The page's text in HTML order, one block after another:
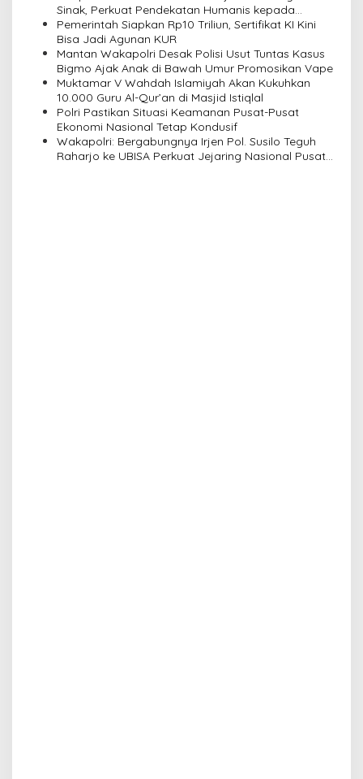
Sinak, Perkuat Pendekatan Humanis kepada
Masyarakat
Pemerintah Siapkan Rp10 Triliun, Sertifikat KI Kini
Bisa Jadi Agunan KUR
Mantan Wakapolri Desak Polisi Usut Tuntas Kasus
Bigmo Ajak Anak di Bawah Umur Promosikan Vape
Muktamar V Wahdah Islamiyah Akan Kukuhkan
10.000 Guru Al-Qur’an di Masjid Istiqlal
Polri Pastikan Situasi Keamanan Pusat-Pusat
Ekonomi Nasional Tetap Kondusif
Wakapolri: Bergabungnya Irjen Pol. Susilo Teguh
Raharjo ke UBISA Perkuat Jejaring Nasional Pusat